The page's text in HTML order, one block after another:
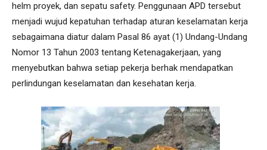
helm proyek, dan sepatu safety. Penggunaan APD tersebut
menjadi wujud kepatuhan terhadap aturan keselamatan kerja
sebagaimana diatur dalam Pasal 86 ayat (1) Undang-Undang
Nomor 13 Tahun 2003 tentang Ketenagakerjaan, yang
menyebutkan bahwa setiap pekerja berhak mendapatkan
perlindungan keselamatan dan kesehatan kerja.